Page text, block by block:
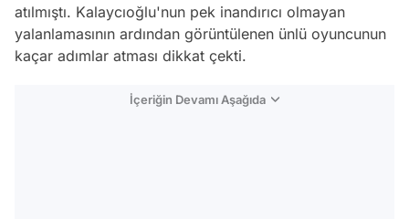
atılmıştı. Kalaycıoğlu'nun pek inandırıcı olmayan
yalanlamasının ardından görüntülenen ünlü oyuncunun
kaçar adımlar atması dikkat çekti.
İçeriğin Devamı Aşağıda